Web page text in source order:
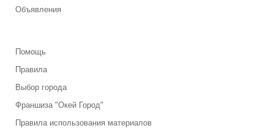
Объявления
Помощь
Правила
Выбор города
Франшиза "Окей Город"
Правила использования материалов